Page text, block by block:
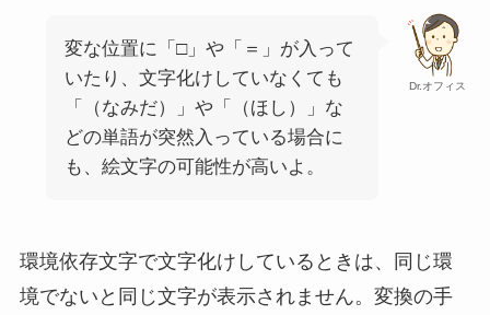
Dr.オフィス
変な位置に「□」や「＝」が入って
いたり、文字化けしていなくても
「（なみだ）」や「（ほし）」な
どの単語が突然入っている場合に
も、絵文字の可能性が高いよ。
環境依存文字で文字化けしているときは、同じ環
境でないと同じ文字が表示されません。変換の手